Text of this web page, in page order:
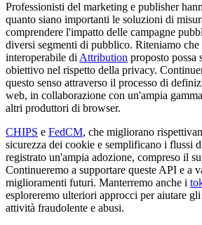
Professionisti del marketing e publisher
quanto siano importanti le soluzioni di
comprendere l'impatto delle campagne
diversi segmenti di pubblico. Riteniamo che
interoperabile di Attribution proposto possa
obiettivo nel rispetto della privacy.
questo senso attraverso il processo di
web, in collaborazione con un'ampia
altri produttori di browser.
CHIPS e FedCM, che migliorano
sicurezza dei cookie e semplificano i flussi
registrato un'ampia adozione, compreso il
Continueremo a supportare queste API e a
miglioramenti futuri. Manterremo anche i
esploreremo ulteriori approcci per aiutare
attività fraudolente e abusi.